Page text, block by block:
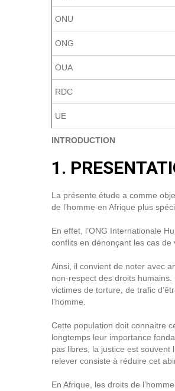
ONU
ONG
OUA
RDC
UE
INTRODUCTION
1.
La présente étude a comme
de l’homme en Afrique plus
En effet, l’ONG Internationale
conflits en dénonçant les cas de
Ainsi, il convient de noter avec
non-respect des droits
victimes de torture, de trafic
l’homme.
Cette population doit connaitre
longtemps leur importance
pas libres, la justice est souvent
relever consiste à réduire cet
En Afrique, les droits de